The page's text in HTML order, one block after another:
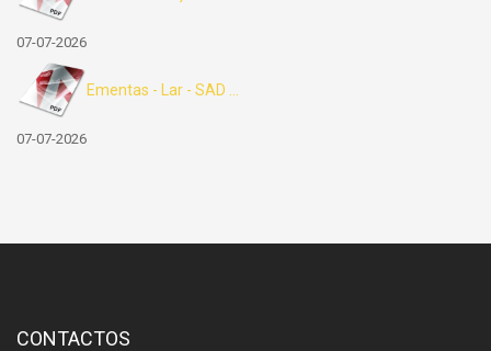
07-07-2026
Ementas - Lar - SAD ...
07-07-2026
CONTACTOS